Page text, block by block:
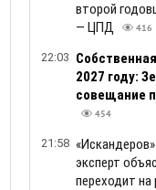
второй
— ЦПД
416
22:03
2027 году:
совещание
454
21:58
эксперт
переходит